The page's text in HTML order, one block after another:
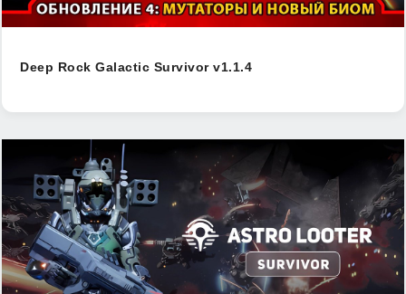
Deep Rock Galactic Survivor v1.1.4